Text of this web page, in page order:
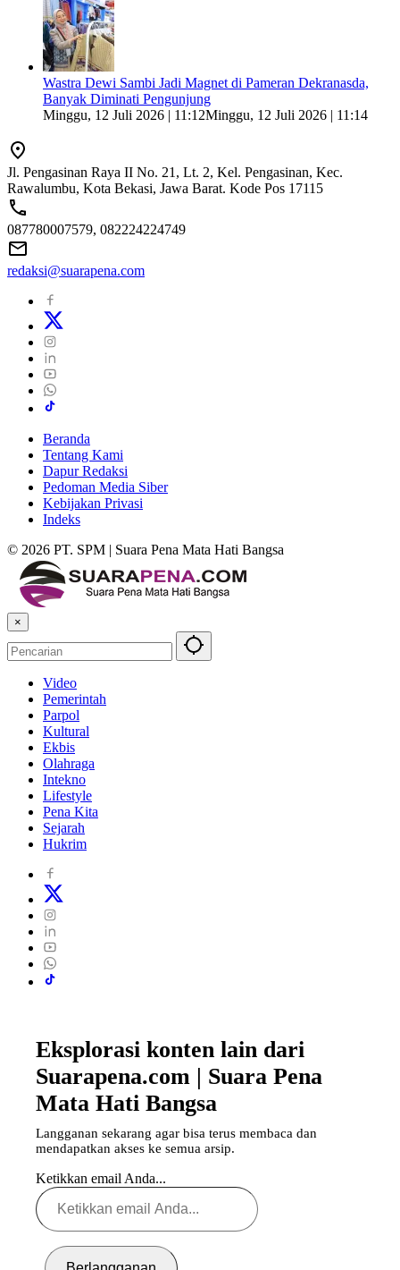
Wastra Dewi Sambi Jadi Magnet di Pameran Dekranasda,
Banyak Diminati Pengunjung
Minggu, 12 Juli 2026 | 11:12Minggu, 12 Juli 2026 | 11:14
Jl. Pengasinan Raya II No. 21, Lt. 2, Kel. Pengasinan, Kec.
Rawalumbu, Kota Bekasi, Jawa Barat. Kode Pos 17115
087780007579, 082224224749
redaksi@suarapena.com
Beranda
Tentang Kami
Dapur Redaksi
Pedoman Media Siber
Kebijakan Privasi
Indeks
© 2026 PT. SPM | Suara Pena Mata Hati Bangsa
×
Video
Pemerintah
Parpol
Kultural
Ekbis
Olahraga
Intekno
Lifestyle
Pena Kita
Sejarah
Hukrim
Eksplorasi konten lain dari
Suarapena.com | Suara Pena
Mata Hati Bangsa
Langganan sekarang agar bisa terus membaca dan
mendapatkan akses ke semua arsip.
Ketikkan email Anda...